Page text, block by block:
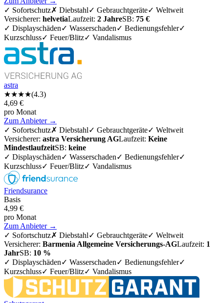
✓ Sofortschutz✗ Diebstahl✓ Gebrauchtgeräte✓ Weltweit
Versicherer: helvetiaLaufzeit: 2 JahreSB: 75 €
✓ Displayschäden✓ Wasserschaden✓ Bedienungsfehler✓
Kurzschluss✓ Feuer/Blitz✓ Vandalismus
astra
★★★★(4.3)
4,69 €
pro Monat
Zum Anbieter →
✓ Sofortschutz✗ Diebstahl✓ Gebrauchtgeräte✓ Weltweit
Versicherer: astra Versicherung AGLaufzeit: Keine
MindestlaufzeitSB: keine
✓ Displayschäden✓ Wasserschaden✓ Bedienungsfehler✓
Kurzschluss✓ Feuer/Blitz✓ Vandalismus
Friendsurance
Basis
4,99 €
pro Monat
Zum Anbieter →
✓ Sofortschutz✗ Diebstahl✓ Gebrauchtgeräte✓ Weltweit
Versicherer: Barmenia Allgemeine Versicherungs-AGLaufzeit: 1
JahrSB: 10 %
✓ Displayschäden✓ Wasserschaden✓ Bedienungsfehler✓
Kurzschluss✓ Feuer/Blitz✓ Vandalismus